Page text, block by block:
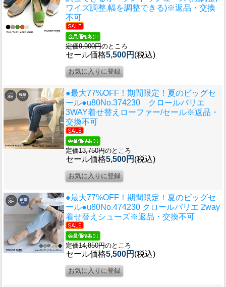
ワイズ調整,幅を調整できる)※返品・交換
不可
定価9,900円のところ
セール価格5,500円 (税込)
●最大77%OFF！期間限定！夏のビッグセ
ール●u80No.374230 クロールバリエ
3WAY着せ替えローファー/セール※返品・
交換不可
定価13,750円のところ
セール価格5,500円 (税込)
●最大77%OFF！期間限定！夏のビッグセ
ール●u80No.474230 クロールバリエ 2way
着せ替えシューズ※返品・交換不可
定価14,850円のところ
セール価格5,500円 (税込)